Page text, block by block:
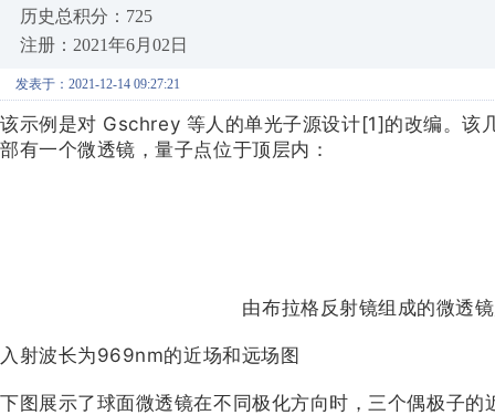
历史总积分：725
注册：2021年6月02日
发表于：2021-12-14 09:27:21
该示例是对 Gschrey 等人的单光子源设计[1]的改编。该
部有一个微透镜，量子点位于顶层内：
由布拉格反射镜组成的微透
入射波长为969nm的近场和远场图
下图展示了球面微透镜在不同极化方向时，三个偶极子